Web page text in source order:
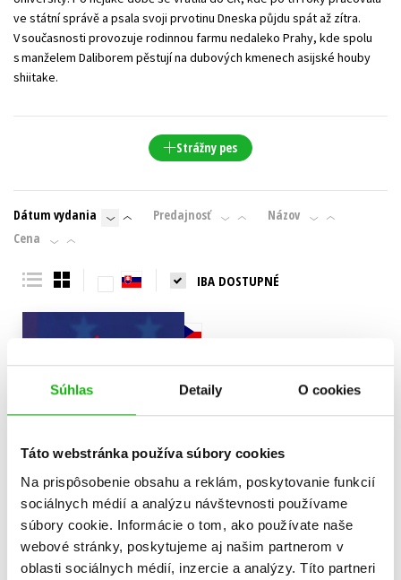
Súhlas Detaily O cookies
Táto webstránka používa súbory cookies
Na prispôsobenie obsahu a reklám, poskytovanie funkcií
sociálnych médií a analýzu návštevnosti používame
súbory cookie. Informácie o tom, ako používate naše
webové stránky, poskytujeme aj našim partnerom v
oblasti sociálnych médií, inzercie a analýzy. Títo partneri
ve státní správě a psala svoji prvotinu Dneska půjdu spát až zítra.
V současnosti provozuje rodinnou farmu nedaleko Prahy, kde spolu
s manželem Daliborem pěstují na dubových kmenech asijské houby
shiitake.
Strážny pes
Dátum vydania Predajnosť
Názov
Cena
IBA DOSTUPNÉ